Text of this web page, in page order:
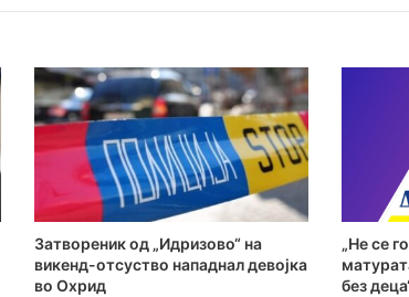
Затвореник од „Идризово“ на
викенд-отсуство нападнал девојка
во Охрид
„Не се
без